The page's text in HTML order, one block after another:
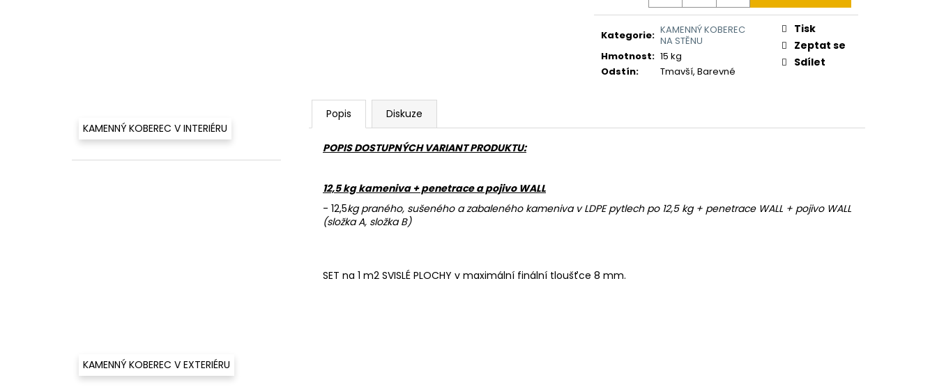
KAMENNÝ KOBEREC V INTERIÉRU
KAMENNÝ KOBEREC V EXTERIÉRU
Kategorie: KAMENNÝ KOBEREC
NA STĚNU
Hmotnost: 15 kg
Odstín: Tmavší, Barevné
Tisk
Zeptat se
Sdílet
Popis Diskuze
POPIS DOSTUPNÝCH VARIANT PRODUKTU:
12,5 kg kameniva + penetrace a pojivo WALL
- 12,5kg praného, sušeného a zabaleného kameniva v LDPE pytlech po 12,5 kg + penetrace WALL + pojivo WALL
(složka A, složka B)
SET na 1 m2 SVISLÉ PLOCHY v maximální finální tloušťce 8 mm.